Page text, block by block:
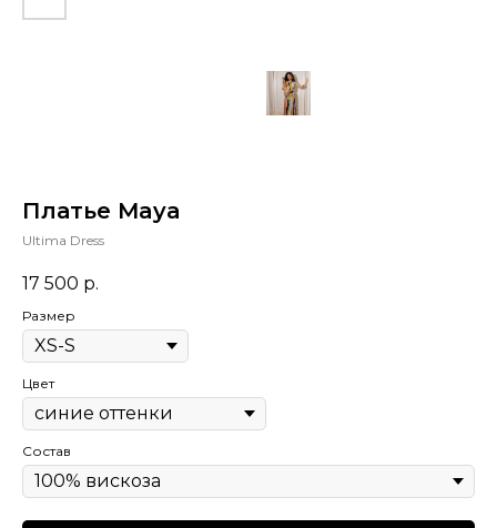
Платье Maya
Ultima Dress
17 500 р.
Размер
Цвет
Состав